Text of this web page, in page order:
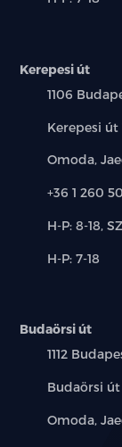
HDC)
Sávtartást
Nyitott
Hátsó
Hátsó
(RCTA)
Intelligens
Kerepesi út
Település:
1106
Cím:
Kerepesi út
Márkák:
Omoda,
Telefon:
+36 1 260
Új-
használt
H-P: 8-18,
Alkatrész,
H-P: 7-18
Budaörsi út
Település:
1112
Cím:
Budaörsi út
Márkák:
Omoda,